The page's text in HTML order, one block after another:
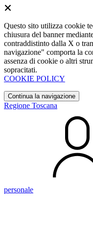
Questo sito utilizza cookie
chiusura del banner
contraddistinto dalla X o
navigazione" comporta la
assenza di cookie o altri
sopracitati.
COOKIE POLICY
Continua la navigazione
Regione Toscana
personale